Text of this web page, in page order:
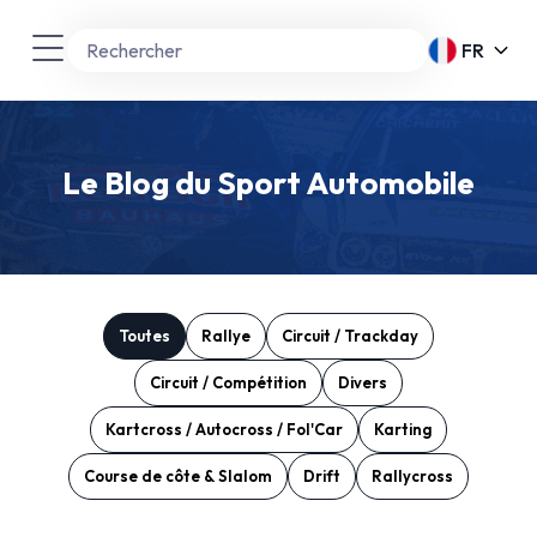
FR
Le Blog du Sport Automobile
Toutes Rallye Circuit / Trackday
Circuit / Compétition Divers
Kartcross / Autocross / Fol'Car Karting
Course de côte & Slalom Drift Rallycross